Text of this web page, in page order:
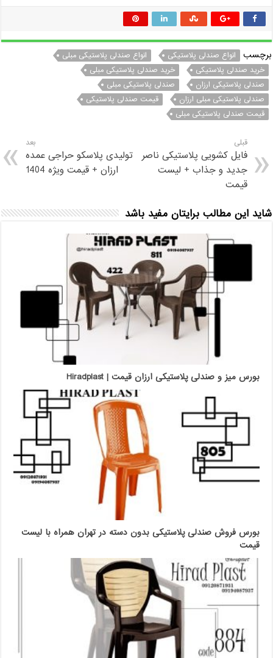
برچسب انواع صندلی پلاستیکی
انواع صندلی پلاستیکی مبلی
خرید صندلی پلاستیکی
خرید صندلی پلاستیکی مبلی
صندلی پلاستیکی ارزان
صندلی پلاستیکی مبلی
صندلی پلاستیکی مبلی ارزان
قیمت صندلی پلاستیکی
قیمت صندلی پلاستیکی مبلی
قبلی
فایل کشویی پلاستیکی ناصر
جدید و جذاب + لیست
قیمت
بعد
تولیدی پلاسکو حراجی عمده
ارزان + قيمت ویژه 1404
شاید این مطالب برایتان مفید باشد
بورس میز و صندلی پلاستیکی ارزان قیمت | Hiradplast
بورس فروش صندلی پلاستیکی بدون دسته در تهران همراه با لیست
قیمت